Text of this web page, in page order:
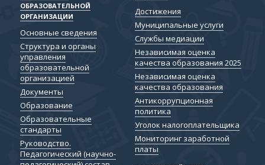
ОБРАЗОВАТЕЛЬНОЙ
ОРГАНИЗАЦИИ
Основные сведения
Структура и органы
управления
образовательной
организацией
Документы
Образование
Образовательные
стандарты
Руководство.
Педагогический (научно-
Достижения
Муниципальные услуги
Службы медиации
Независимая оценка
качества образования 2025
Независимая оценка
качества образования
Антикоррупционная
политика
Уголок налогоплательщика
Мониторинг заработной
платы